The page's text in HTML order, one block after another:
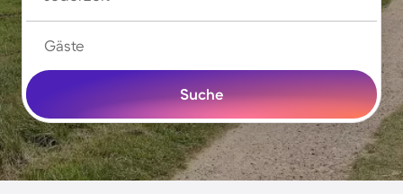
Gäste
Suche